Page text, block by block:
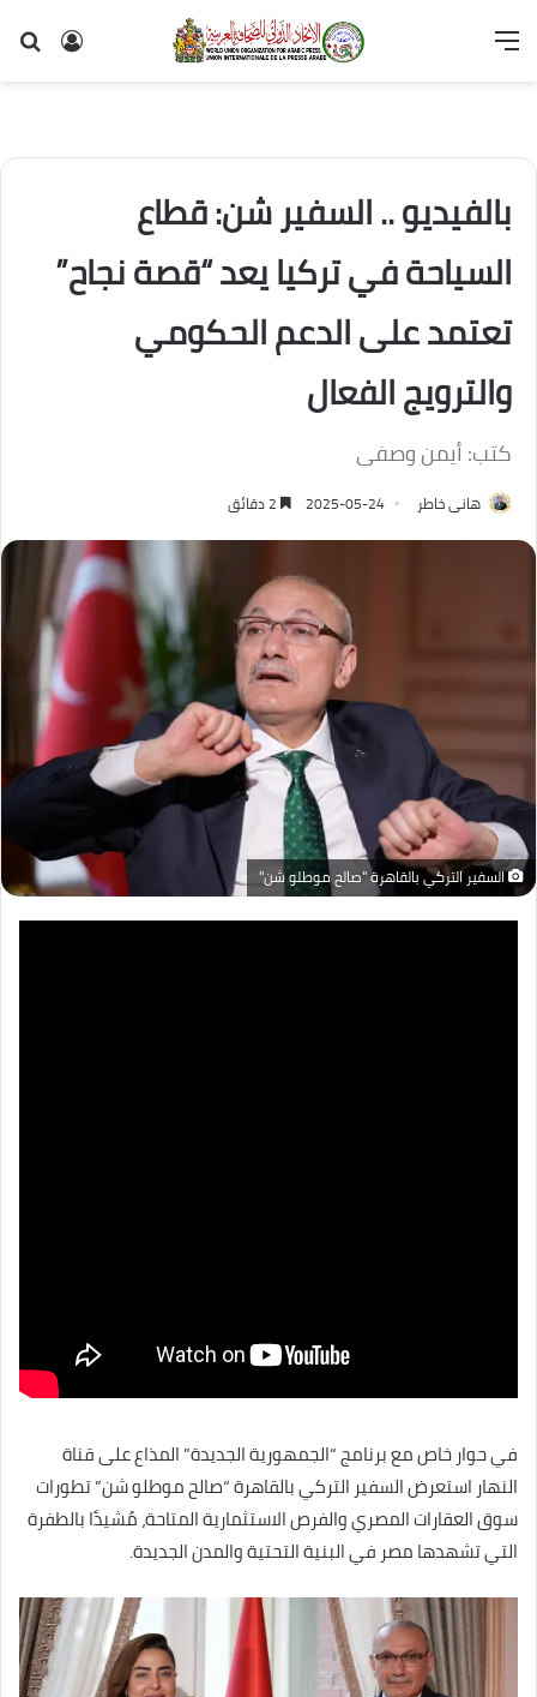
تسجيل
القائمة
بالفيديو .. السفير شن: قطاع
السياحة في تركيا يعد “قصة نجاح”
تعتمد على الدعم الحكومي
والترويج الفعال
كتب: أيمن وصفى
هانى خاطر 2025-05-24
السفير التركي بالقاهرة "صالح موطلو شن"
في حوار خاص مع برنامج “الجمهورية الجديدة” المذاع على قناة
النهار استعرض السفير التركي بالقاهرة “صالح موطلو شن” تطورات
سوق العقارات المصري والفرص الاستثمارية المتاحة، مُشيدًا بالطفرة
التي تشهدها مصر في البنية التحتية والمدن الجديدة.